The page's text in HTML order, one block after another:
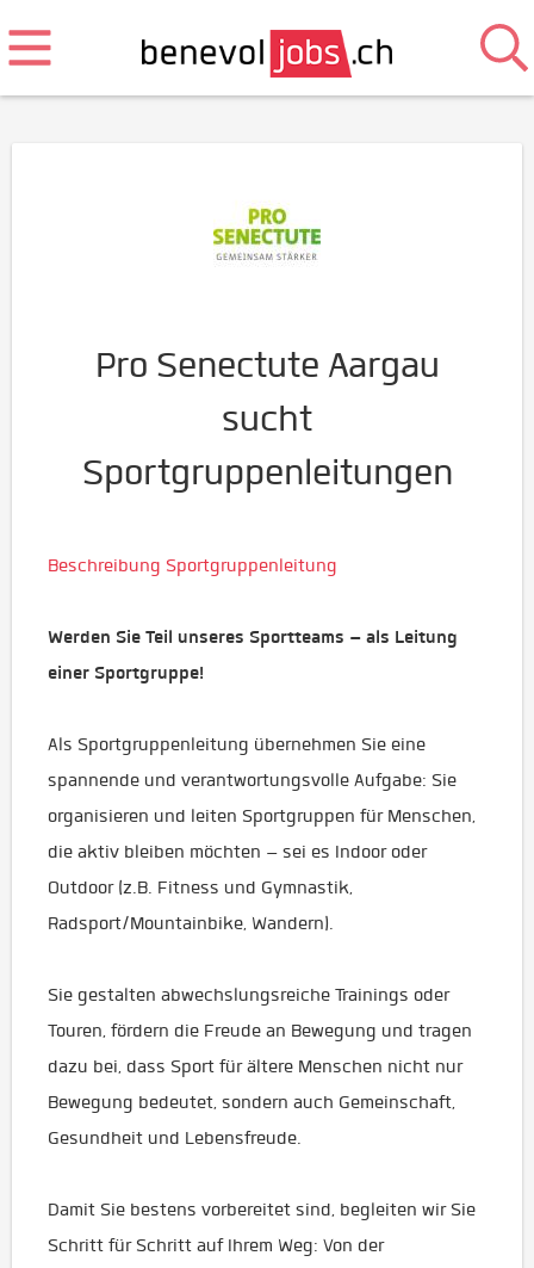
Pro Senectute Aargau
sucht
Sportgruppenleitungen
Beschreibung Sportgruppenleitung
Werden Sie Teil unseres Sportteams – als Leitung
einer Sportgruppe!
Als Sportgruppenleitung übernehmen Sie eine
spannende und verantwortungsvolle Aufgabe: Sie
organisieren und leiten Sportgruppen für Menschen,
die aktiv bleiben möchten – sei es Indoor oder
Outdoor (z.B. Fitness und Gymnastik,
Radsport/Mountainbike, Wandern).
Sie gestalten abwechslungsreiche Trainings oder
Touren, fördern die Freude an Bewegung und tragen
dazu bei, dass Sport für ältere Menschen nicht nur
Bewegung bedeutet, sondern auch Gemeinschaft,
Gesundheit und Lebensfreude.
Damit Sie bestens vorbereitet sind, begleiten wir Sie
Schritt für Schritt auf Ihrem Weg: Von der